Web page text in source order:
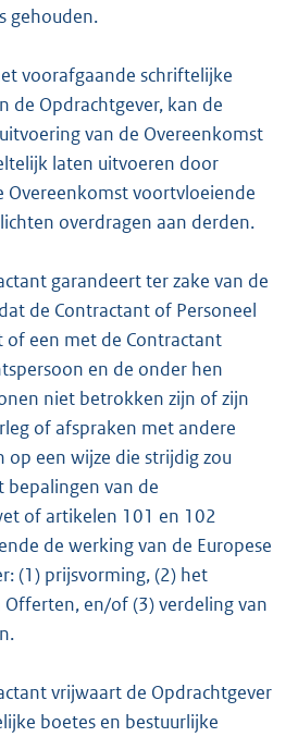
gehouden.
voorafgaande schriftelijke
de Opdrachtgever, kan de
van de Overeenkomst
laten uitvoeren door
Overeenkomst voortvloeiende
overdragen aan derden.
garandeert ter zake van de
de Contractant of Personeel
of een met de Contractant
en de onder hen
niet betrokken zijn of zijn
of afspraken met andere
op een wijze die strijdig zou
bepalingen van de
of artikelen 101 en 102
de werking van de Europese
(1) prijsvorming, (2) het
en/of (3) verdeling van
vrijwaart de Opdrachtgever
boetes en bestuurlijke